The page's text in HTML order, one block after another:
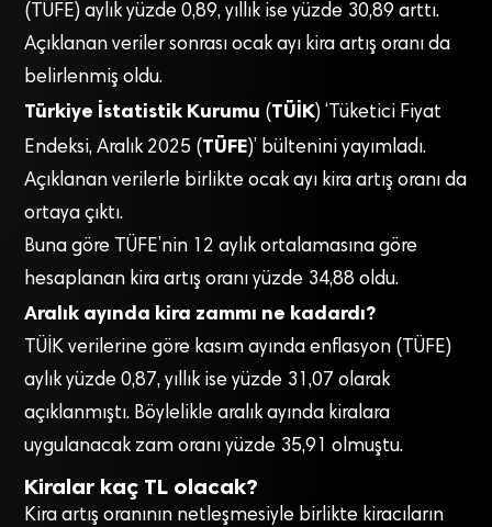
(TÜFE) aylık yüzde 0,89, yıllık ise yüzde 30,89 arttı.
Açıklanan veriler sonrası ocak ayı kira artış oranı da
belirlenmiş oldu.
Türkiye İstatistik Kurumu (TÜİK) ‘Tüketici Fiyat
Endeksi, Aralık 2025 (TÜFE)’ bültenini yayımladı.
Açıklanan verilerle birlikte ocak ayı kira artış oranı da
ortaya çıktı.
Buna göre TÜFE’nin 12 aylık ortalamasına göre
hesaplanan kira artış oranı yüzde 34,88 oldu.
Aralık ayında kira zammı ne kadardı?
TÜİK verilerine göre kasım ayında enflasyon (TÜFE)
aylık yüzde 0,87, yıllık ise yüzde 31,07 olarak
açıklanmıştı. Böylelikle aralık ayında kiralara
uygulanacak zam oranı yüzde 35,91 olmuştu.
Kiralar kaç TL olacak?
Kira artış oranının netleşmesiyle birlikte kiracıların